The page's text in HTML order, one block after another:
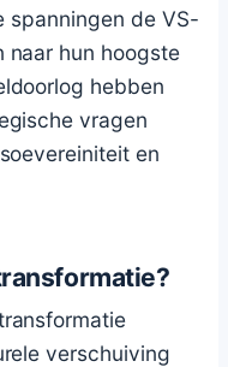
spanningen de VS-
naar hun hoogste
hebben
vragen
en
verschuiving